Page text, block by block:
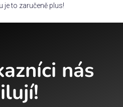
je to zaručeně plus!
nás